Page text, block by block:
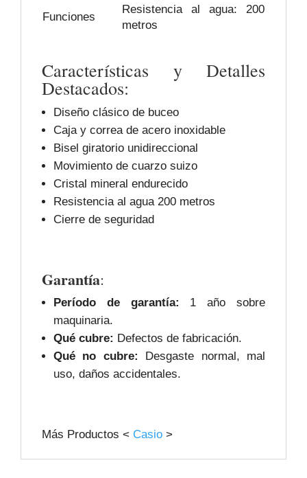
Funciones
Resistencia al agua: 200
metros
Características y Detalles
Destacados:
Diseño clásico de buceo
Caja y correa de acero inoxidable
Bisel giratorio unidireccional
Movimiento de cuarzo suizo
Cristal mineral endurecido
Resistencia al agua 200 metros
Cierre de seguridad
Garantía:
Período de garantía: 1 año sobre
maquinaria.
Qué cubre: Defectos de fabricación.
Qué no cubre: Desgaste normal, mal
uso, daños accidentales.
Más Productos < Casio >